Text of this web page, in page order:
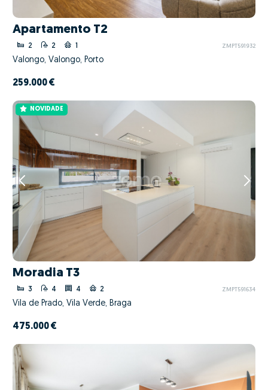
Apartamento T2
2 2 1 ZMPT591932
Valongo, Valongo, Porto
259.000 €
NOVIDADE
Moradia T3
3 4 4 2 ZMPT591634
Vila de Prado, Vila Verde, Braga
475.000 €